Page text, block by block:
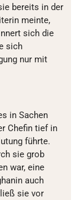
bereits in der
meinte,
sich die
sich
nur mit
in Sachen
Chefin tief in
führte.
sie grob
war, eine
auch
sie vor